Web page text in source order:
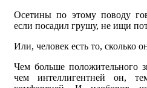
Осетины по этому поводу
если посадил грушу, не ищи
Или, человек есть то, сколько
Чем больше положительного
чем интеллигентней он,